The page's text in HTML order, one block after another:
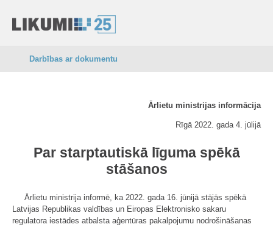
Darbības ar dokumentu
Ārlietu ministrijas informācija
Rīgā 2022. gada 4. jūlijā
Par starptautiskā līguma spēkā
stāšanos
Ārlietu ministrija informē, ka 2022. gada 16. jūnijā stājās spēkā
Latvijas Republikas valdības un Eiropas Elektronisko sakaru
regulatora iestādes atbalsta aģentūras pakalpojumu nodrošināšanas